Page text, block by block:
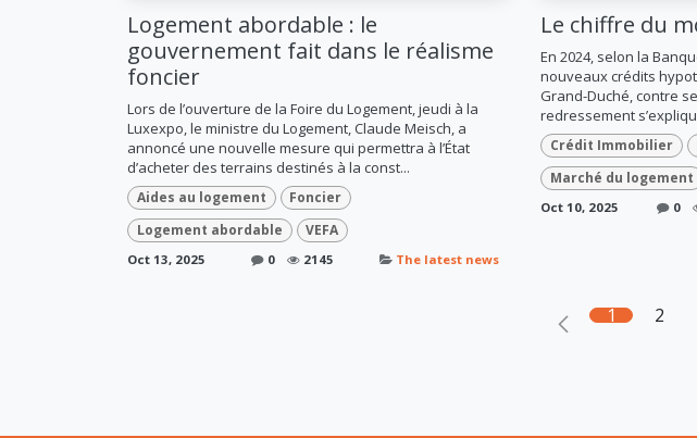
Logement abordable : le
gouvernement fait dans le réalisme
foncier
Lors de l’ouverture de la Foire du Logement, jeudi à la
Luxexpo, le ministre du Logement, Claude Meisch, a
annoncé une nouvelle mesure qui permettra à l’État
d’acheter des terrains destinés à la const...
Aides au logement
Foncier
Logement abordable
VEFA
Oct 13, 2025 0 2145 The latest news
Le chiffre du
En 2024, selon la
nouveaux crédits
Grand-Duché, contre
redressement
Crédit Immobilier
Marché du logement
Oct 10, 2025 0
1 2